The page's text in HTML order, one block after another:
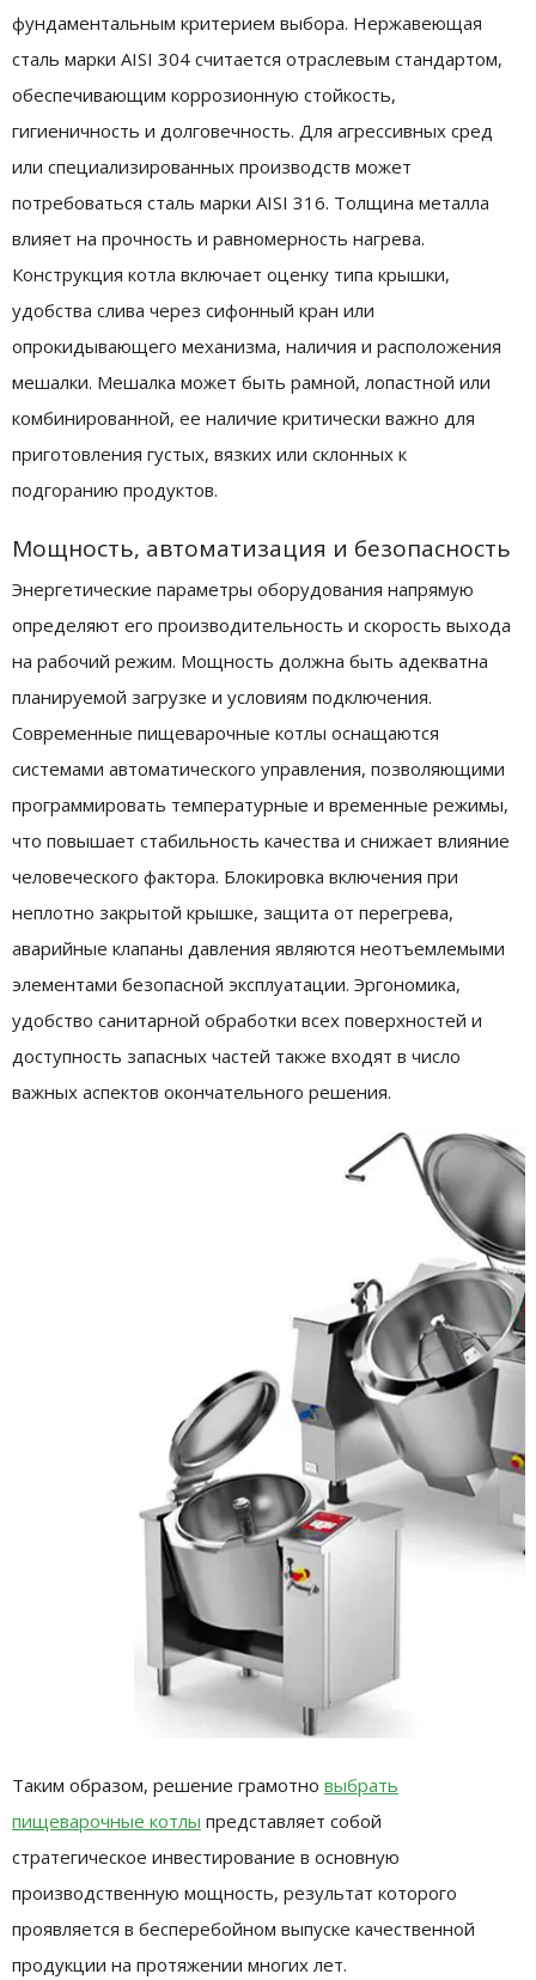
фундаментальным критерием выбора. Нержавеющая
сталь марки AISI 304 считается отраслевым стандартом,
обеспечивающим коррозионную стойкость,
гигиеничность и долговечность. Для агрессивных сред
или специализированных производств может
потребоваться сталь марки AISI 316. Толщина металла
влияет на прочность и равномерность нагрева.
Конструкция котла включает оценку типа крышки,
удобства слива через сифонный кран или
опрокидывающего механизма, наличия и расположения
мешалки. Мешалка может быть рамной, лопастной или
комбинированной, ее наличие критически важно для
приготовления густых, вязких или склонных к
подгоранию продуктов.
Мощность, автоматизация и безопасность
Энергетические параметры оборудования напрямую
определяют его производительность и скорость выхода
на рабочий режим. Мощность должна быть адекватна
планируемой загрузке и условиям подключения.
Современные пищеварочные котлы оснащаются
системами автоматического управления, позволяющими
программировать температурные и временные режимы,
что повышает стабильность качества и снижает влияние
человеческого фактора. Блокировка включения при
неплотно закрытой крышке, защита от перегрева,
аварийные клапаны давления являются неотъемлемыми
элементами безопасной эксплуатации. Эргономика,
удобство санитарной обработки всех поверхностей и
доступность запасных частей также входят в число
важных аспектов окончательного решения.
Таким образом, решение грамотно выбрать
пищеварочные котлы представляет собой
стратегическое инвестирование в основную
производственную мощность, результат которого
проявляется в бесперебойном выпуске качественной
продукции на протяжении многих лет.